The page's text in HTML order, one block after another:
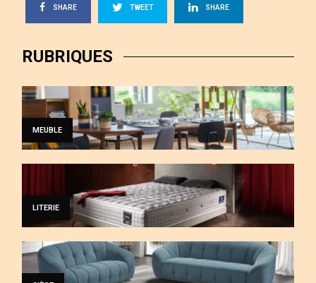
SHARE TWEET SHARE
RUBRIQUES
MEUBLE
LITERIE